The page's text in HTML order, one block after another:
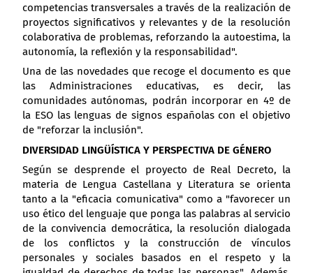
competencias transversales a través de la realización de
proyectos significativos y relevantes y de la resolución
colaborativa de problemas, reforzando la autoestima, la
autonomía, la reflexión y la responsabilidad".
Una de las novedades que recoge el documento es que
las Administraciones educativas, es decir, las
comunidades autónomas, podrán incorporar en 4º de
la ESO las lenguas de signos españolas con el objetivo
de "reforzar la inclusión".
DIVERSIDAD LINGÜÍSTICA Y PERSPECTIVA DE GÉNERO
Según se desprende el proyecto de Real Decreto, la
materia de Lengua Castellana y Literatura se orienta
tanto a la "eficacia comunicativa" como a "favorecer un
uso ético del lenguaje que ponga las palabras al servicio
de la convivencia democrática, la resolución dialogada
de los conflictos y la construcción de vínculos
personales y sociales basados en el respeto y la